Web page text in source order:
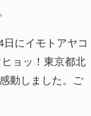
にイモトアヤコ
ョッ！東京都北
動しました。ご